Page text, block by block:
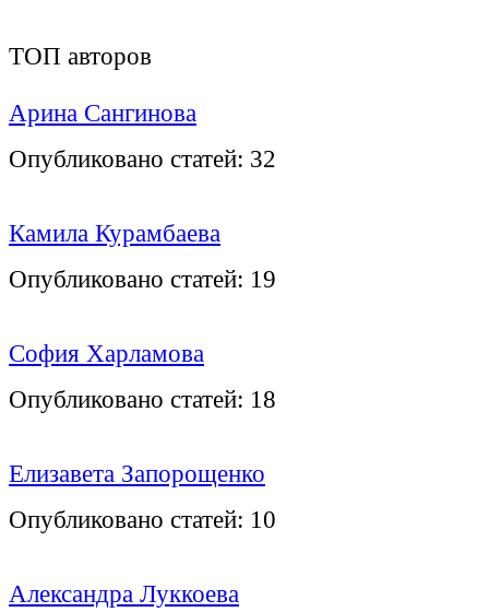
ТОП авторов
Арина Сангинова
Опубликовано статей: 32
Камила Курамбаева
Опубликовано статей: 19
София Харламова
Опубликовано статей: 18
Елизавета Запорощенко
Опубликовано статей: 10
Александра Луккоева